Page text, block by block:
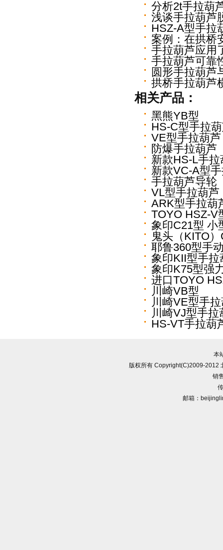
分析2t手拉葫
浅谈手拉葫芦
HSZ-A型手拉
案例：在拱桥
手拉葫芦应用
手拉葫芦可靠
圆形手拉葫芦
拱桥手拉葫芦
相关产品：
黑熊YB型
HS-C型手拉
VE型手拉葫芦
防爆手拉葫芦
新款HS-L手拉
新款VC-A型
手拉葫芦导轮
VL型手拉葫芦
ARK型手拉葫
TOYO HSZ-V
象印C21型 小
鬼头（KITO
耶鲁360型手
象印KII型手拉
象印K75型强
进口TOYO
川崎VB型
川崎VE型手
川崎VJ型手拉
HS-VT手拉葫
本
版权所有 Copyright(C)2009-2012
销
邮箱：